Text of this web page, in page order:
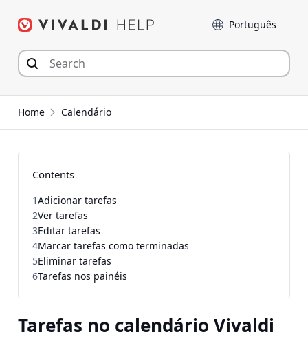
para
conteúdo
Idioma
Home Calendário
Tarefas no calendário Vivaldi
Contents
1Adicionar tarefas
2Ver tarefas
3Editar tarefas
4Marcar tarefas como terminadas
5Eliminar tarefas
6Tarefas nos painéis